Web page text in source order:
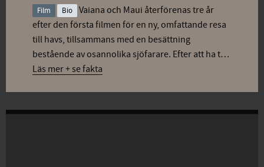
Film Bio
Vaiana och Maui återförenas tre år
efter den första filmen för en ny, omfattande resa
till havs, tillsammans med en besättning
bestående av osannolika sjöfarare. Efter att ha t…
Läs mer + se fakta